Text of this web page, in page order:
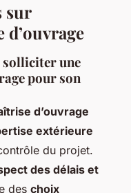
sur
d’ouvrage
solliciter une
pour son
d’ouvrage
extérieure
du projet.
des délais et
des choix